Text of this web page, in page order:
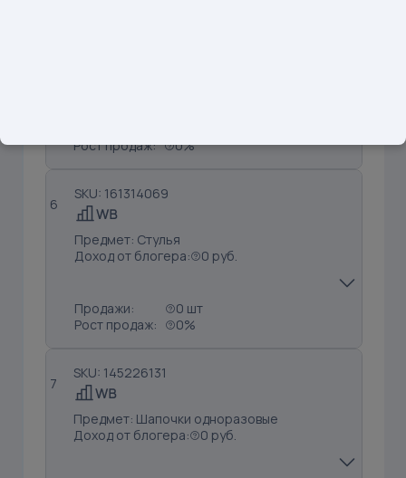
Рост продаж:
0%
6
SKU: 161314069
Предмет: Стулья
Доход от блогера:
0 руб.
Продажи:
0 шт
Рост продаж:
0%
7
SKU: 145226131
Предмет: Шапочки одноразовые
Доход от блогера:
0 руб.